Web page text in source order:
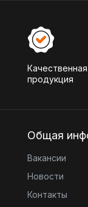
Качественная
продукция
Общая
Вакансии
Новости
Контакты